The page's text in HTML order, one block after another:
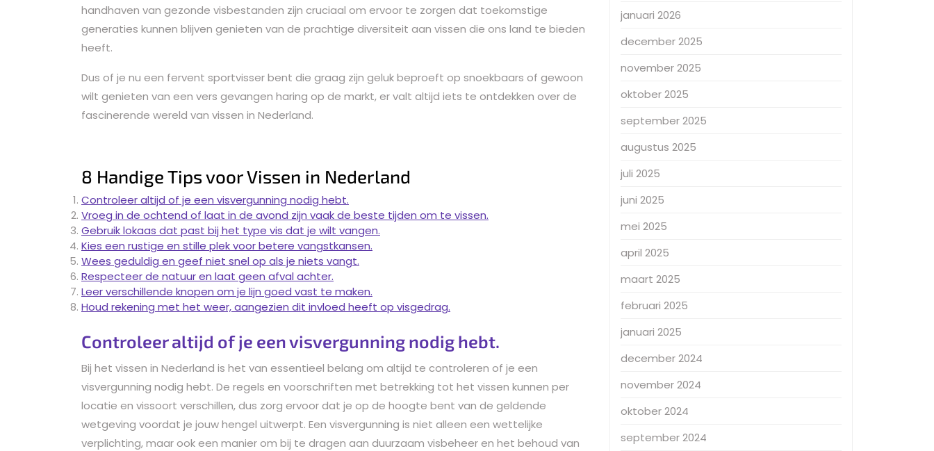
handhaven van gezonde visbestanden zijn cruciaal om ervoor te zorgen dat toekomstige
generaties kunnen blijven genieten van de prachtige diversiteit aan vissen die ons land te bieden
heeft.
Dus of je nu een fervent sportvisser bent die graag zijn geluk beproeft op snoekbaars of gewoon
wilt genieten van een vers gevangen haring op de markt, er valt altijd iets te ontdekken over de
fascinerende wereld van vissen in Nederland.
8 Handige Tips voor Vissen in Nederland
Controleer altijd of je een visvergunning nodig hebt.
Vroeg in de ochtend of laat in de avond zijn vaak de beste tijden om te vissen.
Gebruik lokaas dat past bij het type vis dat je wilt vangen.
Kies een rustige en stille plek voor betere vangstkansen.
Wees geduldig en geef niet snel op als je niets vangt.
Respecteer de natuur en laat geen afval achter.
Leer verschillende knopen om je lijn goed vast te maken.
Houd rekening met het weer, aangezien dit invloed heeft op visgedrag.
Controleer altijd of je een visvergunning nodig hebt.
Bij het vissen in Nederland is het van essentieel belang om altijd te controleren of je een
visvergunning nodig hebt. De regels en voorschriften met betrekking tot het vissen kunnen per
locatie en vissoort verschillen, dus zorg ervoor dat je op de hoogte bent van de geldende
wetgeving voordat je jouw hengel uitwerpt. Een visvergunning is niet alleen een wettelijke
verplichting, maar ook een manier om bij te dragen aan duurzaam visbeheer en het behoud van
januari 2026
december 2025
november 2025
oktober 2025
september 2025
augustus 2025
juli 2025
juni 2025
mei 2025
april 2025
maart 2025
februari 2025
januari 2025
december 2024
november 2024
oktober 2024
september 2024